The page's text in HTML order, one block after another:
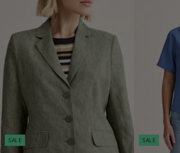
SALE SALE